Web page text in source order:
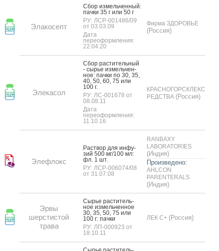
Элакосепт
Сбор из­мель­чен­ный:
пач­ки 35 г или 50 г
РУ: ЛСР-001486/09
от 03.03.09
Дата
переоформления:
22.04.20
Фирма ЗДОРОВЬЕ
(Россия)
Элекасол
Сбор рас­ти­тель­ный
- сырье из­мель­чен­
ное: пач­ки по 30, 35,
40, 50, 60, 75 или
100 г.
РУ: ЛС-001678 от
08.08.11
Дата
переоформления:
11.10.16
КРАСНОГОРСКЛЕКС
РЕДСТВА (Россия)
Элефлокс
Рас­твор для ин­фу­
зий 500 мг/100 мл:
фл. 1 шт.
РУ: ЛСР-006074/08
от 31.07.08
RANBAXY
LABORATORIES
(Индия)
Произведено:
AHLCON
PARENTERALS
(Индия)
Эрвы
шерстистой
трава
Сырье рас­ти­тель­
ное из­мель­чен­ное
30, 35, 50, 75 или
100 г: пач­ки
РУ: ЛП-000923 от
18.10.11
ЛЕК С+ (Россия)